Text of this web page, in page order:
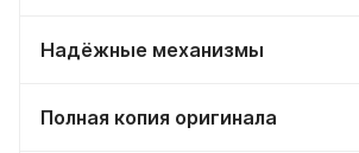
Надёжные механизмы
Полная копия оригинала